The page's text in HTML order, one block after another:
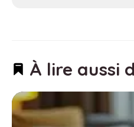
À lire aussi